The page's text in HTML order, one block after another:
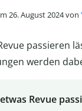
26. August 2024 von
passieren
werden
Revue